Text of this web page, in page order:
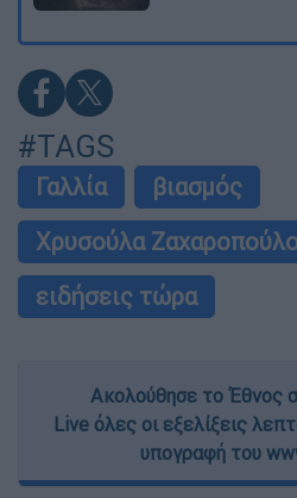
#TAGS
Γαλλία
βιασμός
Χρυσούλα
ειδήσεις τώρα
Ακολούθησε το Έθνος
Live όλες οι εξελίξεις
υπογραφή του